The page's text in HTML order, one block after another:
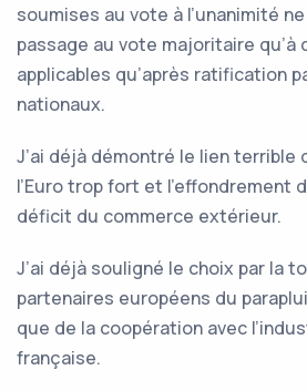
soumises au vote à l’unanimité
passage au vote majoritaire qu’à
applicables qu’après ratification
nationaux.
J’ai déjà démontré le lien
l’Euro trop fort et l’effondrement
déficit du commerce extérieur.
J’ai déjà souligné le choix par la
partenaires européens du
que de la coopération avec
française.